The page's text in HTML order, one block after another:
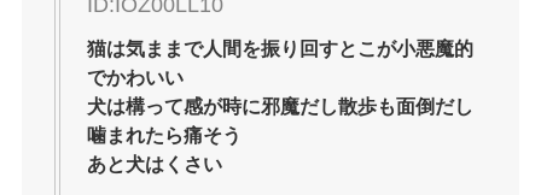
猫は気ままで人間を振り回すとこが小悪魔的
でかわいい
犬は構って感が時に邪魔だし散歩も面倒だし
噛まれたら痛そう
あと犬はくさい